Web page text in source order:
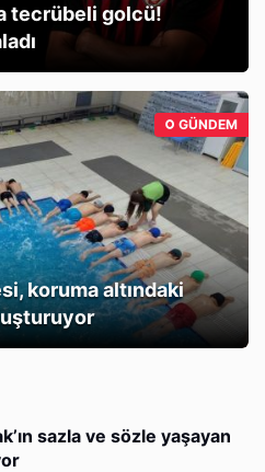
tecrübeli golcü!
GÜNDEM
koruma altındaki
sazla ve sözle yaşayan